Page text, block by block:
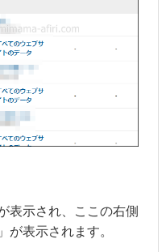
表示され、ここの右側
が表示されます。